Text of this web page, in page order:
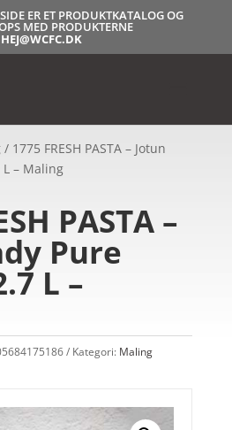
ER ET PRODUKTKATALOG OG
MED PRODUKTERNE
HEJ@WCFC.DK
/ 1775 FRESH PASTA – Jotun
L – Maling
PASTA –
Pure
L –
Kategori: Maling